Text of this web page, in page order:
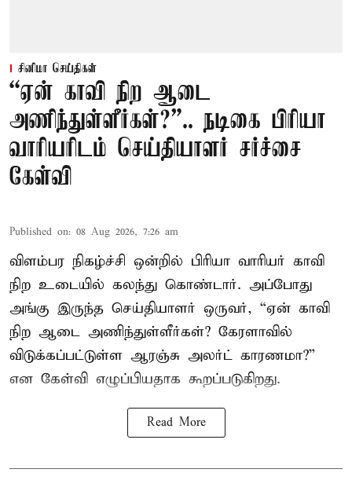
சினிமா செய்திகள்
“ஏன் காவி நிற ஆடை
அணிந்துள்ளீர்கள்?”.. நடிகை பிரியா
வாரியரிடம் செய்தியாளர் சர்ச்சை
கேள்வி
Published on: 08 Aug 2026, 7:26 am
விளம்பர நிகழ்ச்சி ஒன்றில் பிரியா வாரியர் காவி
நிற உடையில் கலந்து கொண்டார். அப்போது
அங்கு இருந்த செய்தியாளர் ஒருவர், “ஏன் காவி
நிற ஆடை அணிந்துள்ளீர்கள்? கேரளாவில்
விடுக்கப்பட்டுள்ள ஆரஞ்சு அலர்ட் காரணமா?”
என கேள்வி எழுப்பியதாக கூறப்படுகிறது.
Read More